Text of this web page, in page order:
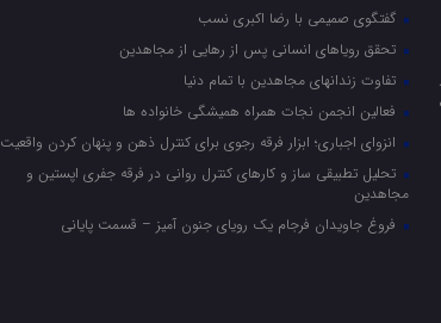
گفتگوی صمیمی با رضا اکبری نسب
تحقق رویاهای انسانی پس از رهایی از مجاهدین
تفاوت زندانهای مجاهدین با تمام دنیا
فعالین انجمن نجات همراه همیشگی خانواده ها
انزوای اجباری؛ ابزار فرقه رجوی برای کنترل ذهن و پنهان کردن واقعیت
تحلیل تطبیقی ساز و کارهای کنترل روانی در فرقه جفری اپستین و
مجاهدین
فروغ جاویدان فرجام یک رویای جنون آمیز – قسمت پایانی